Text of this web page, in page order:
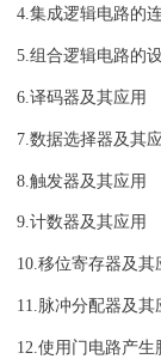
4.集成逻辑电路的
5.组合逻辑电路的
6.译码器及其应用
7.数据选择器及其
8.触发器及其应用
9.计数器及其应用
10.移位寄存器及其
11.脉冲分配器及其
12.使用门电路产